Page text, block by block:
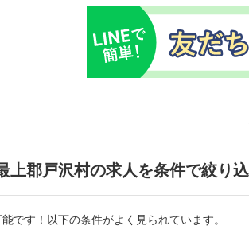
上郡戸沢村の求人を条件で絞り
です！以下の条件がよく見られています。